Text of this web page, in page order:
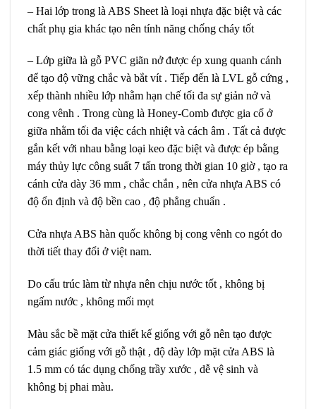
– Hai lớp trong là ABS Sheet là loại nhựa đặc biệt và các
chất phụ gia khác tạo nên tính năng chống cháy tốt
– Lớp giữa là gỗ PVC giãn nở được ép xung quanh cánh
để tạo độ vững chắc và bắt vít . Tiếp đến là LVL gỗ cứng ,
xếp thành nhiều lớp nhằm hạn chế tối đa sự giản nở và
cong vênh . Trong cùng là Honey-Comb được gia cố ở
giữa nhằm tối đa việc cách nhiệt và cách âm . Tất cả được
gắn kết với nhau bằng loại keo đặc biệt và được ép bằng
máy thủy lực công suất 7 tấn trong thời gian 10 giờ , tạo ra
cánh cửa dày 36 mm , chắc chắn , nên cửa nhựa ABS có
độ ổn định và độ bền cao , độ phẳng chuẩn .
Cửa nhựa ABS hàn quốc không bị cong vênh co ngót do
thời tiết thay đổi ở việt nam.
Do cấu trúc làm từ nhựa nên chịu nước tốt , không bị
ngấm nước , không mối mọt
Màu sắc bề mặt cửa thiết kế giống với gỗ nên tạo được
cảm giác giống với gỗ thật , độ dày lớp mặt cửa ABS là
1.5 mm có tác dụng chống trầy xước , dễ vệ sinh và
không bị phai màu.